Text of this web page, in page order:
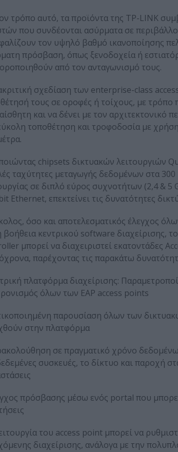
τρόπο αυτό, τα προϊόντα της TP-LINK
που συνδέονται ασύρματα σε
τον υψηλό βαθμό ικανοποίησης
πρόσβαση, όπως ξενοδοχεία ή
από τον ανταγωνισμό τους.
σχεδίαση των enterprise-class
τους σε οροφές ή τοίχους, με τρόπο
και να δένει με τον αρχιτεκτονικό
τοποθέτηση και τροφοδοσία με
chipsets δικτυακών λειτουργιών
ταχύτητες μεταγωγής δεδομένων στα
σε διπλό εύρος συχνοτήτων (2,4 & 5
Ethernet, επεκτείνει τις δυνατότητες
όσο και αποτελεσματικός έλεγχος
βοήθεια κεντρικού software διαχείρισης,
μπορεί να διαχειριστεί εκατοντάδες
παρέχοντας τις παρακάτω
πλατφόρμα διαχείρισης:
όλων των EAP access points
παρουσίαση όλων των
στην πλατφόρμα
σε πραγματικό χρόνο
συσκευές, το δίκτυο και παροχή
πρόσβασης μέσω ενός portal που
του access point μπορεί να
διαχείρισης, ανάλογα με την